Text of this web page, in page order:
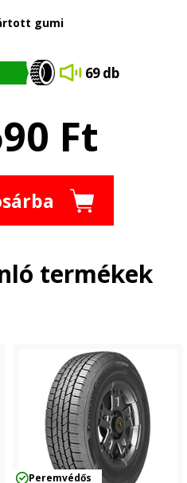
gumi
69 db
Ft
termékek
Peremvédős